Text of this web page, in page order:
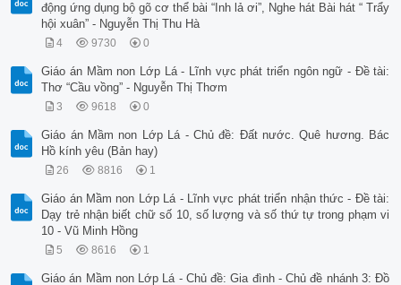
động ứng dụng bộ gõ cơ thể bài “Inh lả ơi”, Nghe hát Bài hát “ Trẩy
hội xuân” - Nguyễn Thị Thu Hà
4 9730 0
Giáo án Mầm non Lớp Lá - Lĩnh vực phát triển ngôn ngữ - Đề tài:
Thơ “Cầu vồng” - Nguyễn Thị Thơm
3 9618 0
Giáo án Mầm non Lớp Lá - Chủ đề: Đất nước. Quê hương. Bác
Hồ kính yêu (Bản hay)
26 8816 1
Giáo án Mầm non Lớp Lá - Lĩnh vực phát triển nhận thức - Đề tài:
Dạy trẻ nhận biết chữ số 10, số lượng và số thứ tự trong phạm vi
10 - Vũ Minh Hồng
5 8616 1
Giáo án Mầm non Lớp Lá - Chủ đề: Gia đình - Chủ đề nhánh 3: Đồ